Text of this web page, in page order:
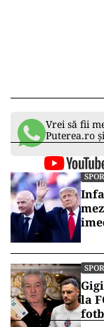
Vrei să fii
Puterea.ro
la